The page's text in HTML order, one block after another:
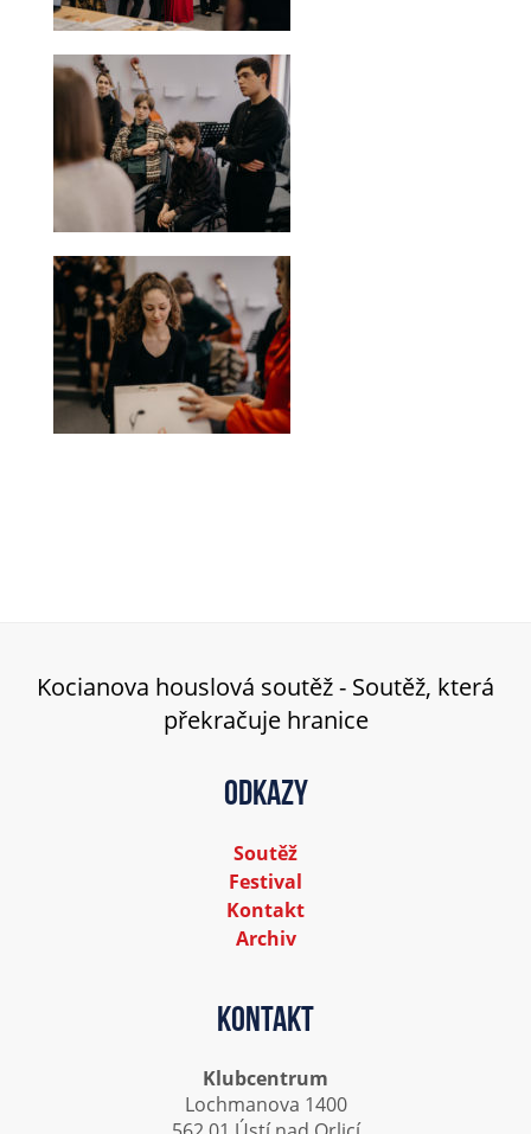
Kocianova houslová soutěž - Soutěž, která
překračuje hranice
Odkazy
Soutěž
Festival
Kontakt
Archiv
Kontakt
Klubcentrum
Lochmanova 1400